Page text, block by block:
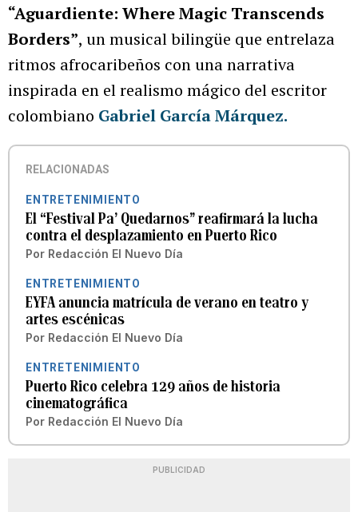
“Aguardiente: Where Magic Transcends
Borders”, un musical bilingüe que entrelaza
ritmos afrocaribeños con una narrativa
inspirada en el realismo mágico del escritor
colombiano Gabriel García Márquez.
RELACIONADAS
ENTRETENIMIENTO
El “Festival Pa’ Quedarnos” reafirmará la lucha
contra el desplazamiento en Puerto Rico
Por Redacción El Nuevo Día
ENTRETENIMIENTO
EYFA anuncia matrícula de verano en teatro y
artes escénicas
Por Redacción El Nuevo Día
ENTRETENIMIENTO
Puerto Rico celebra 129 años de historia
cinematográfica
Por Redacción El Nuevo Día
PUBLICIDAD